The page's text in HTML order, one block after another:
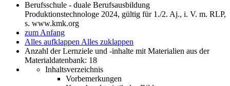
Berufsschule - duale Berufsausbildung
Produktionstechnologe 2024, gültig für 1./2. Aj., i. V. m. RLP,
s. www.kmk.org
zum Anfang
Alles aufklappen Alles zuklappen
Anzahl der Lernziele und -inhalte mit Materialien aus der
Materialdatenbank: 18
Inhaltsverzeichnis
Vorbemerkungen